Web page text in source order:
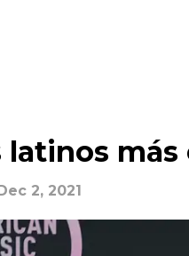
latinos
2, 2021